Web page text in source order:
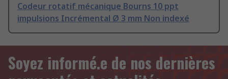
Codeur rotatif mécanique Bourns 10 ppt
impulsions Incrémental Ø 3 mm Non indexé
Soyez informé.e de nos dernières